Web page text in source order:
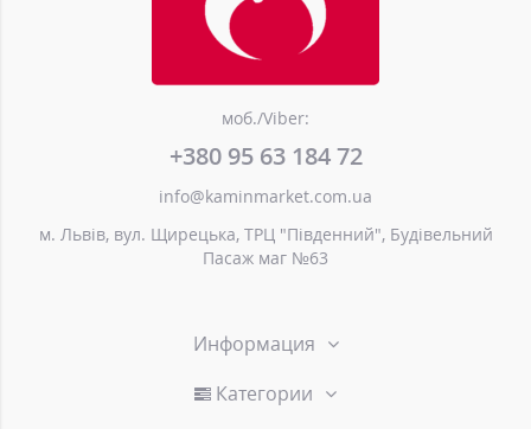
моб./Viber:
+380 95 63 184 72
info@kaminmarket.com.ua
м. Львів, вул. Щирецька, ТРЦ "Південний", Будівельний
Пасаж маг №63
Информация
Категории